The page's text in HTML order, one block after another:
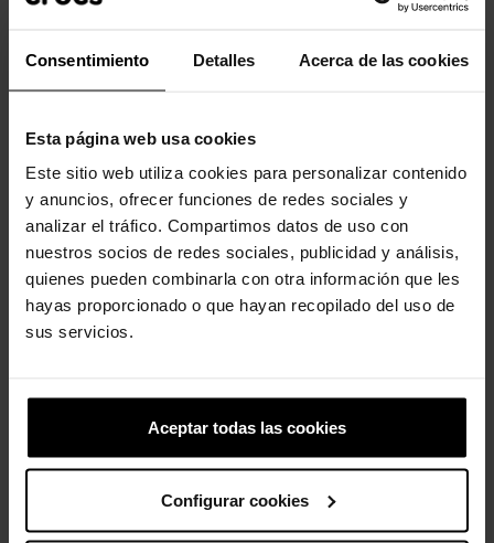
Consentimiento Detalles Acerca de las cookies
Esta página web usa cookies
Este sitio web utiliza cookies para personalizar contenido
y anuncios, ofrecer funciones de redes sociales y
analizar el tráfico. Compartimos datos de uso con
nuestros socios de redes sociales, publicidad y análisis,
quienes pueden combinarla con otra información que les
hayas proporcionado o que hayan recopilado del uso de
sus servicios.
Aceptar todas las cookies
Configurar cookies
4,99 € 3,99 € 94,99 € 75,99 €
-20% -20%